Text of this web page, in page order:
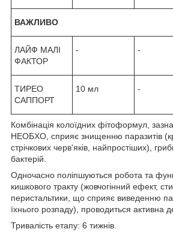
ВАЖЛИВО
ЛАЙФ МАЛІ
ФАКТОР
- -
ТИРЕО
САППОРТ
10 мл -
Комбінація колоїдних фітоформул,
НЕОБХО, сприяє знищенню паразитів
стрічкових черв'яків, найпростіших),
бактерій.
Одночасно поліпшуються робота та
кишкового тракту (жовчогінний ефект,
перистальтики, що сприяє виведенню
їхнього розпаду), проводиться активна
Тривалість етапу: 6 тижнів.